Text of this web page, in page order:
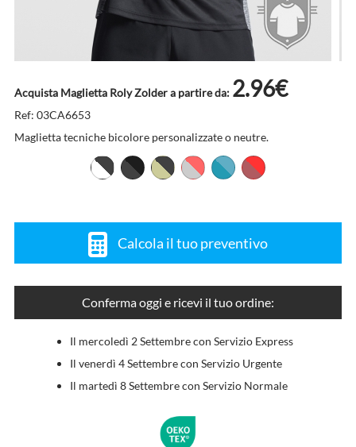
Acquista Maglietta Roly Zolder a partire da: 2.96€
Ref: 03CA6653
Maglietta tecniche bicolore personalizzate o neutre.
Calcola il tuo preventivo
Conferma oggi e ricevi il tuo ordine:
Il mercoledì 2 Settembre con Servizio Express
Il venerdì 4 Settembre con Servizio Urgente
Il martedì 8 Settembre con Servizio Normale